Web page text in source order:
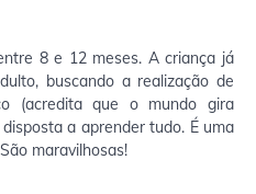
8 e 12 meses. A criança já
buscando a realização de
(acredita que o mundo gira
a aprender tudo. É uma
maravilhosas!